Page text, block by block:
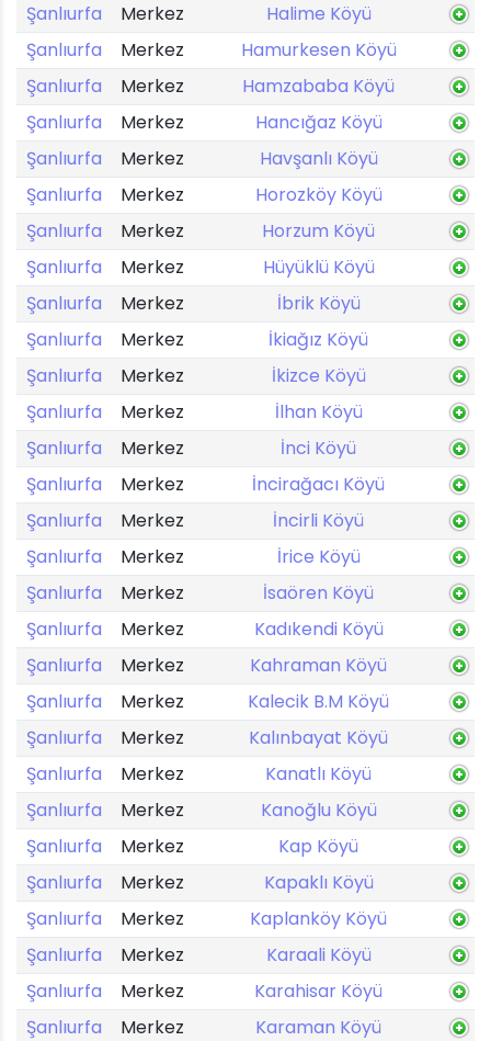
Şanlıurfa
Merkez
Halime Köyü
Şanlıurfa
Merkez
Hamurkesen Köyü
Şanlıurfa
Merkez
Hamzababa Köyü
Şanlıurfa
Merkez
Hancığaz Köyü
Şanlıurfa
Merkez
Havşanlı Köyü
Şanlıurfa
Merkez
Horozköy Köyü
Şanlıurfa
Merkez
Horzum Köyü
Şanlıurfa
Merkez
Hüyüklü Köyü
Şanlıurfa
Merkez
İbrik Köyü
Şanlıurfa
Merkez
İkiağız Köyü
Şanlıurfa
Merkez
İkizce Köyü
Şanlıurfa
Merkez
İlhan Köyü
Şanlıurfa
Merkez
İnci Köyü
Şanlıurfa
Merkez
İncirağacı Köyü
Şanlıurfa
Merkez
İncirli Köyü
Şanlıurfa
Merkez
İrice Köyü
Şanlıurfa
Merkez
İsaören Köyü
Şanlıurfa
Merkez
Kadıkendi Köyü
Şanlıurfa
Merkez
Kahraman Köyü
Şanlıurfa
Merkez
Kalecik B.M Köyü
Şanlıurfa
Merkez
Kalınbayat Köyü
Şanlıurfa
Merkez
Kanatlı Köyü
Şanlıurfa
Merkez
Kanoğlu Köyü
Şanlıurfa
Merkez
Kap Köyü
Şanlıurfa
Merkez
Kapaklı Köyü
Şanlıurfa
Merkez
Kaplanköy Köyü
Şanlıurfa
Merkez
Karaali Köyü
Şanlıurfa
Merkez
Karahisar Köyü
Şanlıurfa
Merkez
Karaman Köyü